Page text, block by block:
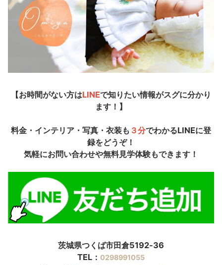
【お時間がない方はLINEで知りたい情報がスグに分かり
ます！】
料金・インテリア・写真・衣装も ３分でわかるLINEに登
録をどうぞ！
気軽にお問い合わせや無料見学体験もできます！
茨城県つくば市田倉5192-36
TEL： 0298991055